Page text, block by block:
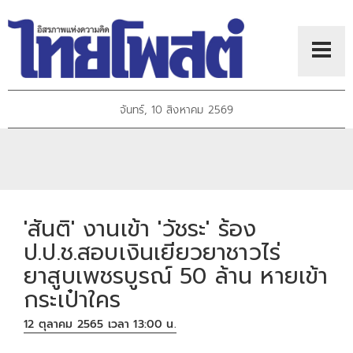
จันทร์, 10 สิงหาคม 2569
'สันติ' งานเข้า 'วัชระ' ร้อง
ป.ป.ช.สอบเงินเยียวยาชาวไร่
ยาสูบเพชรบูรณ์ 50 ล้าน หายเข้า
กระเป๋าใคร
12 ตุลาคม 2565 เวลา 13:00 น.